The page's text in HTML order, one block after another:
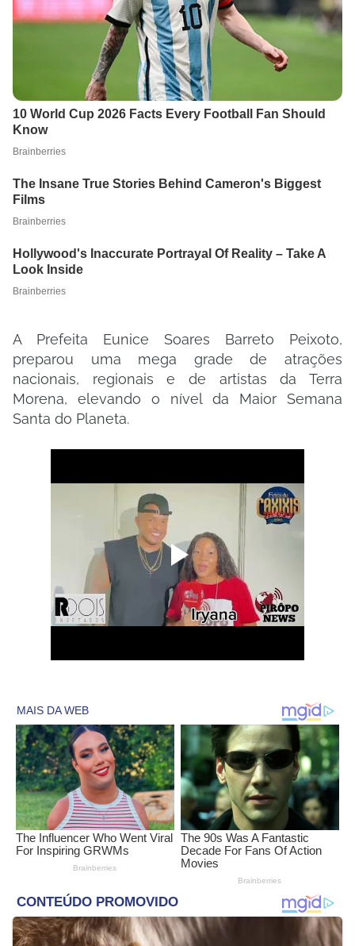
A Prefeita Eunice Soares Barreto Peixoto,
preparou uma mega grade de atrações
nacionais, regionais e de artistas da Terra
Morena, elevando o nível da Maior Semana
Santa do Planeta.